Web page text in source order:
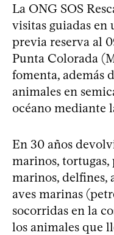
La ONG SOS
visitas guiadas
previa reserva al
Punta Colorada
fomenta, además
animales en
océano mediante
En 30 años
marinos, tortugas,
marinos, delfines,
aves marinas
socorridas en la
los animales que